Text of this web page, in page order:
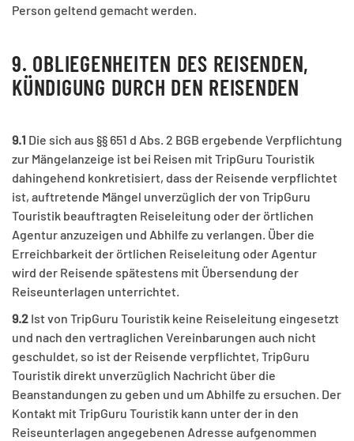
Person geltend gemacht werden.
9. OBLIEGENHEITEN DES REISENDEN,
KÜNDIGUNG DURCH DEN REISENDEN
9.1 Die sich aus §§ 651 d Abs. 2 BGB ergebende Verpflichtung
zur Mängelanzeige ist bei Reisen mit TripGuru Touristik
dahingehend konkretisiert, dass der Reisende verpflichtet
ist, auftretende Mängel unverzüglich der von TripGuru
Touristik beauftragten Reiseleitung oder der örtlichen
Agentur anzuzeigen und Abhilfe zu verlangen. Über die
Erreichbarkeit der örtlichen Reiseleitung oder Agentur
wird der Reisende spätestens mit Übersendung der
Reiseunterlagen unterrichtet.
9.2 Ist von TripGuru Touristik keine Reiseleitung eingesetzt
und nach den vertraglichen Vereinbarungen auch nicht
geschuldet, so ist der Reisende verpflichtet, TripGuru
Touristik direkt unverzüglich Nachricht über die
Beanstandungen zu geben und um Abhilfe zu ersuchen. Der
Kontakt mit TripGuru Touristik kann unter der in den
Reiseunterlagen angegebenen Adresse aufgenommen